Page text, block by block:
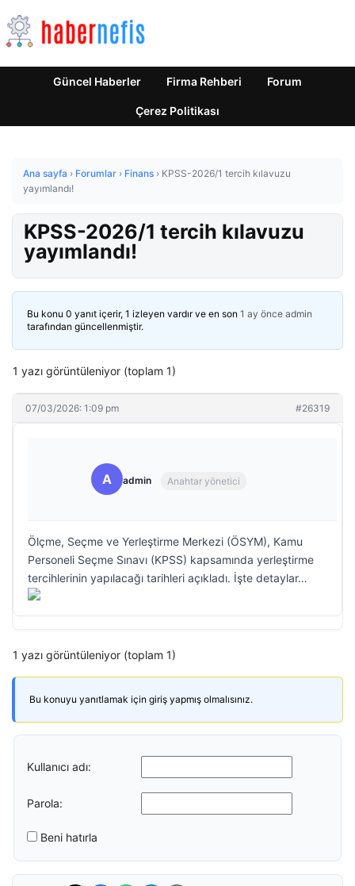
Güncel Haberler Firma Rehberi Forum
Çerez Politikası
Ana sayfa › Forumlar › Finans › KPSS-2026/1 tercih kılavuzu
yayımlandı!
KPSS-2026/1 tercih kılavuzu
yayımlandı!
Bu konu 0 yanıt içerir, 1 izleyen vardır ve en son 1 ay önce admin
tarafından güncellenmiştir.
1 yazı görüntüleniyor (toplam 1)
07/03/2026: 1:09 pm #26319
A admin Anahtar yönetici
Ölçme, Seçme ve Yerleştirme Merkezi (ÖSYM), Kamu
Personeli Seçme Sınavı (KPSS) kapsamında yerleştirme
tercihlerinin yapılacağı tarihleri açıkladı. İşte detaylar…
1 yazı görüntüleniyor (toplam 1)
Bu konuyu yanıtlamak için giriş yapmış olmalısınız.
Kullanıcı adı:
Parola:
Beni hatırla